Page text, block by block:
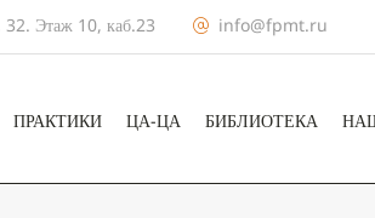
32. Этаж 10, каб.23 info@fpmt.ru
ПРАКТИКИ ЦА-ЦА БИБЛИОТЕКА